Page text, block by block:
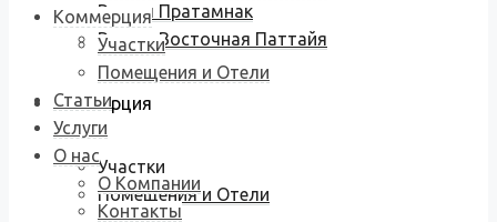
Виллы Пратамнак
Виллы Восточная Паттайя
Коммерция
Участки
Помещения и Отели
Коммерция
Участки
Помещения и Отели
Статьи
Услуги
О нас
О Компании
Контакты